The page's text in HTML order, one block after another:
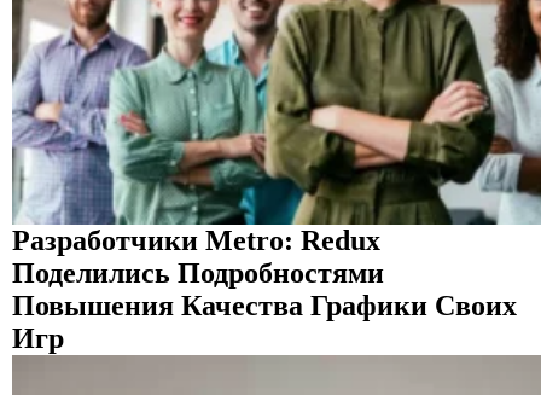
Разработчики Metro: Redux
Поделились Подробностями
Повышения Качества Графики Своих
Игр